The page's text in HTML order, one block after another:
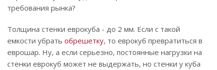
требования рынка?
Толщина стенки еврокуба - до 2 мм. Если с такой
емкости убрать обрешетку, то еврокуб превратиться в
еврошар. Ну, а если серьезно, постоянные нагрузки на
стенки еврокуб может не выдержать, но стенки у куба